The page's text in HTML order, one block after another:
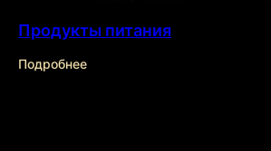
Продукты питания
Подробнее